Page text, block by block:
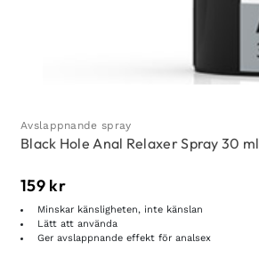
Avslappnande spray
Black Hole Anal Relaxer Spray 30 ml
159 kr
Minskar känsligheten, inte känslan
Lätt att använda
Ger avslappnande effekt för analsex